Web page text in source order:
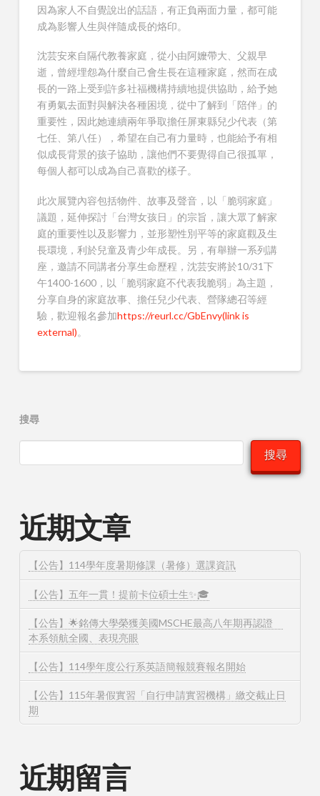
因為家人不自覺說出的話語，有正負兩面力量，都可能
成為影響人生與伴隨成長的烙印。
沈芸安來自隔代教養家庭，從小由阿嬤帶大、父親早
逝，曾經埋怨為什麼自己會生長在這種家庭，然而在成
長的一路上受到許多社福機構持續地提供協助，給予她
有勇氣去面對與解決各種困境，從中了解到「陪伴」的
重要性，因此她連續兩年爭取擔任屏東縣兒少代表（第
七任、第八任），希望在自己有力量時，也能給予有相
似成長背景的孩子協助，讓他們不要覺得自己很孤單，
每個人都可以成為自己喜歡的樣子。
此次展覽內容包括物件、故事及聲音，以「脆弱家庭」
議題，延伸探討「台灣女孩日」的宗旨，讓大眾了解家
庭的重要性以及影響力，並形塑性別平等的家庭觀及生
長環境，利於兒童及青少年成長。另，有舉辦一系列講
座，邀請不同講者分享生命歷程，沈芸安將於10/31下
午1400-1600，以「脆弱家庭不代表我脆弱」為主題，
分享自身的家庭故事、擔任兒少代表、營隊總召等經
驗，歡迎報名參加https://reurl.cc/GbEnvy(link is
external)。
搜尋
搜尋
近期文章
【公告】114學年度暑期修課（暑修）選課資訊
【公告】五年一貫！提前卡位碩士生✨🎓
【公告】🌟銘傳大學榮獲美國MSCHE最高八年期再認證
本系領航全國、表現亮眼
【公告】114學年度公行系英語簡報競賽報名開始
【公告】115年暑假實習「自行申請實習機構」繳交截止日
期
近期留言